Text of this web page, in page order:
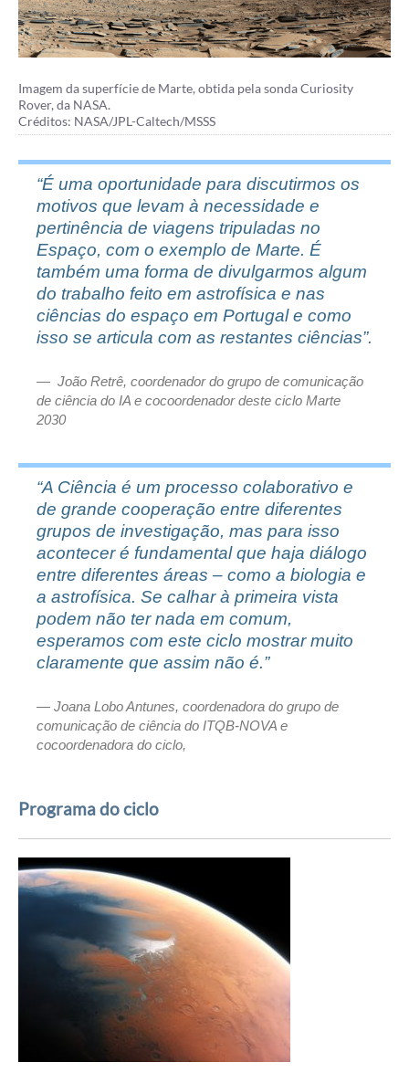
Imagem da superfície de Marte, obtida pela sonda Curiosity
Rover, da NASA.
Créditos: NASA/JPL-Caltech/MSSS
“É uma oportunidade para discutirmos os
motivos que levam à necessidade e
pertinência de viagens tripuladas no
Espaço, com o exemplo de Marte. É
também uma forma de divulgarmos algum
do trabalho feito em astrofísica e nas
ciências do espaço em Portugal e como
isso se articula com as restantes ciências”.
João Retrê, coordenador do grupo de comunicação
de ciência do IA e cocoordenador deste ciclo Marte
2030
“A Ciência é um processo colaborativo e
de grande cooperação entre diferentes
grupos de investigação, mas para isso
acontecer é fundamental que haja diálogo
entre diferentes áreas – como a biologia e
a astrofísica. Se calhar à primeira vista
podem não ter nada em comum,
esperamos com este ciclo mostrar muito
claramente que assim não é.”
Joana Lobo Antunes, coordenadora do grupo de
comunicação de ciência do ITQB-NOVA e
cocoordenadora do ciclo,
Programa do ciclo